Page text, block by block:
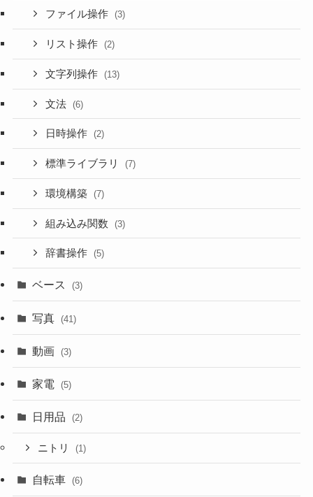
ファイル操作 (3)
リスト操作 (2)
文字列操作 (13)
文法 (6)
日時操作 (2)
標準ライブラリ (7)
環境構築 (7)
組み込み関数 (3)
辞書操作 (5)
ベース (3)
写真 (41)
動画 (3)
家電 (5)
日用品 (2)
ニトリ (1)
自転車 (6)